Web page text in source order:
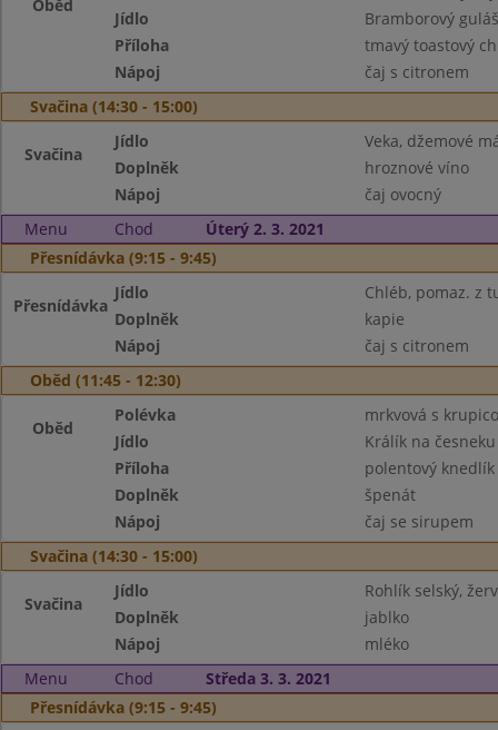
Oběd
Jídlo
Bramborový
Příloha
tmavý toastový
Nápoj
čaj s citronem
Svačina (14:30 - 15:00)
Svačina
Jídlo
Veka, džemové
Doplněk
hroznové víno
Nápoj
čaj ovocný
Menu
Chod
Úterý 2. 3. 2021
Přesnídávka (9:15 - 9:45)
Přesnídávka
Jídlo
Chléb, pomaz. z
Doplněk
kapie
Nápoj
čaj s citronem
Oběd (11:45 - 12:30)
Oběd
Polévka
mrkvová s
Jídlo
Králík na česneku
Příloha
polentový knedlík
Doplněk
špenát
Nápoj
čaj se sirupem
Svačina (14:30 - 15:00)
Svačina
Jídlo
Rohlík selský,
Doplněk
jablko
Nápoj
mléko
Menu
Chod
Středa 3. 3. 2021
Přesnídávka (9:15 - 9:45)